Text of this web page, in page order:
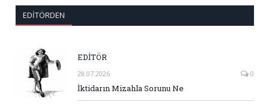
EDITÖRDEN
EDİTÖR
28.07.2026 0
İktidarın Mizahla Sorunu Ne